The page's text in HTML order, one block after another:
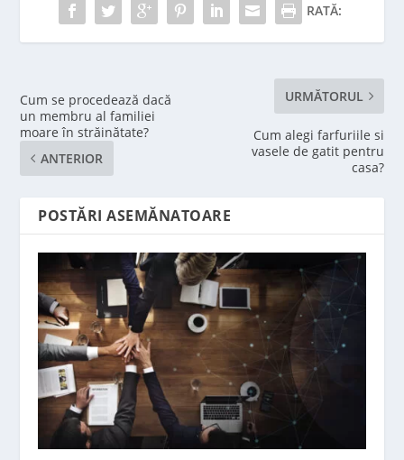
RATĂ:
Cum se procedează dacă
un membru al familiei
moare în străinătate?
ANTERIOR
URMĂTORUL
Cum alegi farfuriile si
vasele de gatit pentru
casa?
POSTĂRI ASEMĂNATOARE